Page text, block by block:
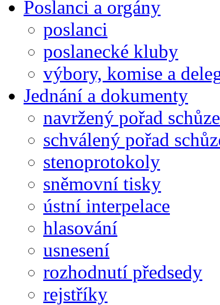
Poslanci a orgány
poslanci
poslanecké kluby
výbory, komise a
Jednání a dokumenty
navržený pořad schůze
schválený pořad
stenoprotokoly
sněmovní tisky
ústní interpelace
hlasování
usnesení
rozhodnutí předsedy
rejstříky